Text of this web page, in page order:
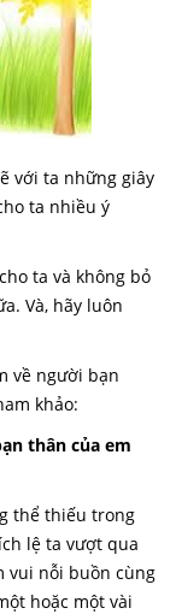
với ta những giây
ta nhiều ý
ta và không bỏ
Và, hãy luôn
về người bạn
khảo:
thân của em
thể thiếu trong
lệ ta vượt qua
vui nỗi buồn cùng
hoặc một vài